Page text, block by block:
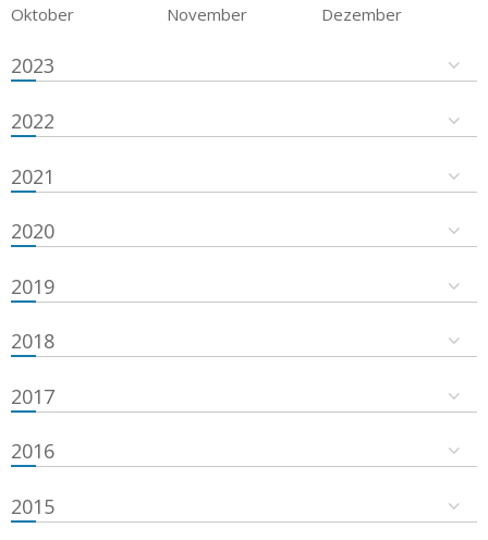
Oktober
November Dezember
2023
2022
2021
2020
2019
2018
2017
2016
2015